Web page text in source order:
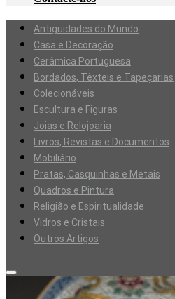
Antiguidades do Mundo
Casa e Decoração
Cerâmica Portuguesa
Bordados, Têxteis e Tapeçarias
Colecionáveis
Escultura e Figuras
Joias e Relojoaria
Livros, Revistas e Documentos
Mobiliário
Pratas, Casquinhas e Metais
Quadros e Pintura
Religião e Espiritualidade
Vidros e Cristais
Outros Artigos